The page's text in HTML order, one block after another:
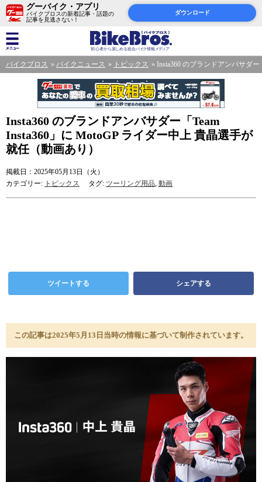
グーバイク・アプリ
バイクブロスの新着記事・話題の
記事を見逃さない！
ダウンロード
バイクブロス バイクニュース トピックス Insta360 のブランドアンバサダ
Insta360 のブランドアンバサダー「Team
Insta360」に MotoGP ライダー中上 貴晶選手が
就任（動画あり）
掲載日：2025年05月13日（火）
カテゴリー: トピックス タグ: ツーリング用品, 動画
ツイートする シェアする
この記事は2025年5月13日当時の情報に基づいて制作されています。